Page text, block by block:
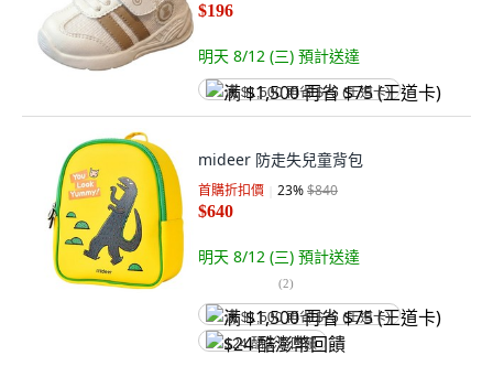
$196
明天 8/12 (三) 預計送達
满 $1,500 再省 $75 (王道卡)
mideer 防走失兒童背包
首購折扣價 23%$840
$640
明天 8/12 (三) 預計送達
(2)
满 $1,500 再省 $75 (王道卡)
$24 酷澎幣回饋